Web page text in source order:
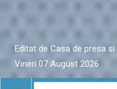
Editat de Casa de presa
Vineri 07 August 2026